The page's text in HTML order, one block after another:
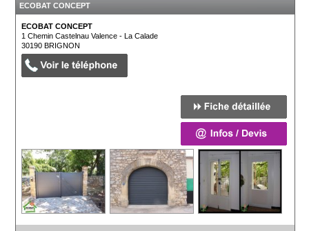
ECOBAT CONCEPT
ECOBAT CONCEPT
1 Chemin Castelnau Valence - La Calade
30190BRIGNON